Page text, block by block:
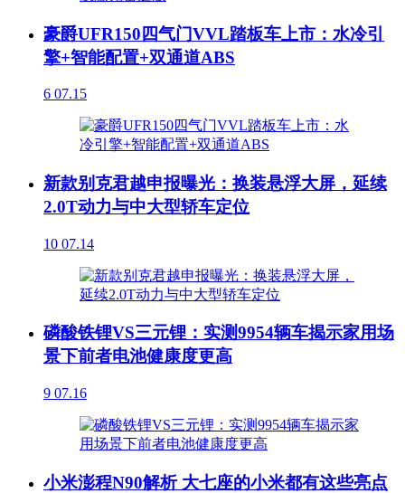
豪爵UFR150四气门VVL踏板车上市：水冷引
擎+智能配置+双通道ABS
6 07.15
新款别克君越申报曝光：换装悬浮大屏，延续
2.0T动力与中大型轿车定位
10 07.14
磷酸铁锂VS三元锂：实测9954辆车揭示家用场
景下前者电池健康度更高
9 07.16
小米澎程N90解析 大七座的小米都有这些亮点